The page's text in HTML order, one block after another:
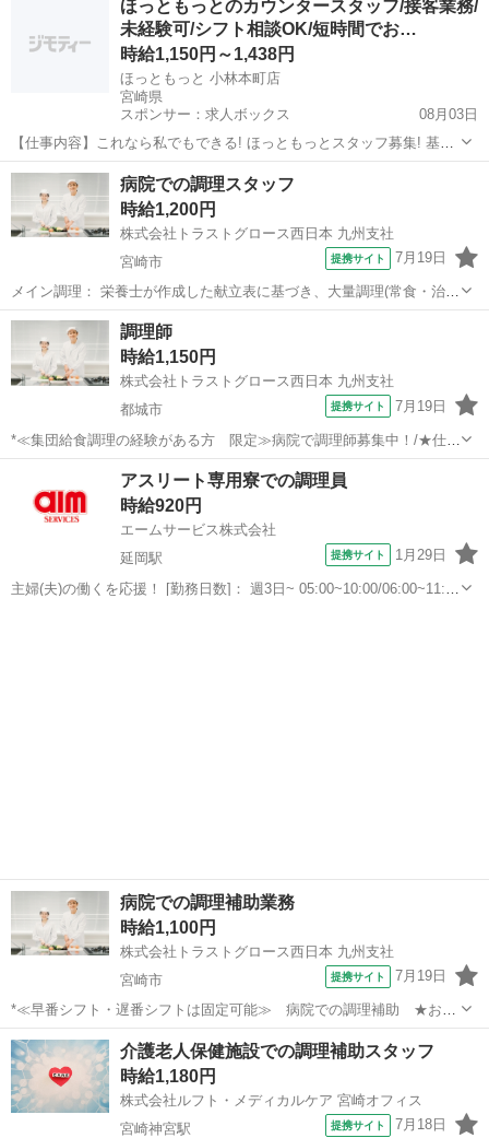
容】 *ポイント ・有資格・経験者の方、限定のお仕事です！ ・シフト
ほっともっとのカウンタースタッフ/接客業務/
未経験可/シフト相談OK/短時間でお…
時給1,150円～1,438円
ほっともっと 小林本町店
宮崎県
スポンサー：求人ボックス
08月03日
【仕事内容】これなら私でもできる! ほっともっとスタッフ募集! 基本
業務は… カウンターで注文を受ける 調理スタッフに伝える お客様に
お渡しする 覚えやすさには自信あり 初めての方でも安心して働けま
す! 働きたい時間を選べる 適度...
アルバイト・パート
病院での調理スタッフ
時給1,200円
株式会社トラストグロース西日本 九州支社
宮崎市
提携サイト 7月19日
メイン調理： 栄養士が作成した献立表に基づき、大量調理(常食・治療
食)を行います。 形態調整： 患者様の嚥下・咀嚼状態に合わせた「キ
ザミ食」「ソフト食」などの調理・加工。 仕込み・味付け： 病院食な
らではの栄養基準を守りつつ...
宮崎 宮崎市 キッチン
調理師
時給1,150円
株式会社トラストグロース西日本 九州支社
都城市
提携サイト 7月19日
*≪集団給食調理の経験がある方 限定≫病院で調理師募集中！/★仕事
No.kp-230378* 【資格・経験】 資格：調理師 経験：必須 【お仕事内
容】 *ポイント ・有資格・経験者の方、限定のお仕事です！ ・シフト
に応じ...
キッチン
アスリート専用寮での調理員
時給920円
エームサービス株式会社
延岡駅
提携サイト 1月29日
主婦(夫)の働くを応援！ [勤務日数]： 週3日~ 05:00~10:00/06:00~11:00
病院での調理補助業務
時給1,100円
株式会社トラストグロース西日本 九州支社
宮崎市
提携サイト 7月19日
*≪早番シフト・遅番シフトは固定可能≫ 病院での調理補助 ★お仕
事No. kp-230229* 【資格・経験】 資格：不問 経験：不問 【仕事内
容】 *ポイント ・無資格未経験からスタート可能です！ ・早番シフ
ト・遅番シ...
宮崎 宮崎市 キッチン
介護老人保健施設での調理補助スタッフ
時給1,180円
株式会社ルフト・メディカルケア 宮崎オフィス
宮崎神宮駅
提携サイト 7月18日